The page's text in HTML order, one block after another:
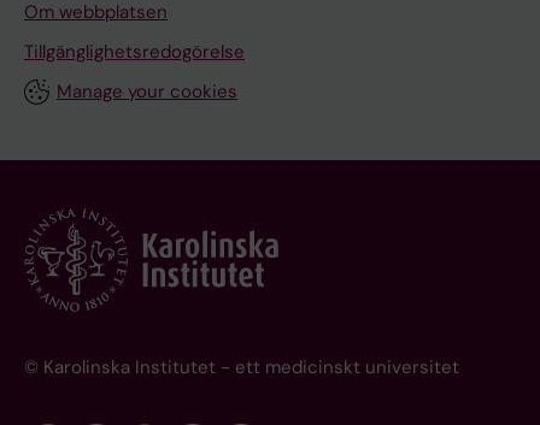
Om webbplatsen
Tillgänglighetsredogörelse
Manage your cookies
© Karolinska Institutet - ett medicinskt universitet